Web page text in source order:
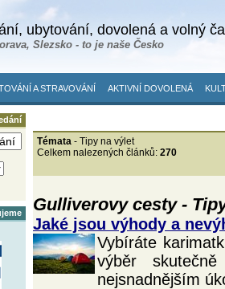
ubytování, dovolená a volný
Slezsko - to je naše Česko
A STRAVOVÁNÍ AKTIVNÍ DOVOLENÁ
Témata - Tipy na výlet
Celkem nalezených článků: 270
Gulliverovy cesty -
Jaké jsou výhody a
Vybíráte
výběr
nejsnadnějším